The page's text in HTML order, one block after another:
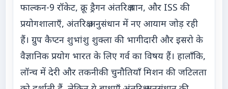
फाल्कन-9 रॉकेट, क्रू ड्रैगन अंतरिक्ष यान, और ISS की
प्रयोगशालाएँ, अंतरिक्ष अनुसंधान में नए आयाम जोड़ रही
हैं। ग्रुप कैप्टन शुभांशु शुक्ला की भागीदारी और इसरो के
वैज्ञानिक प्रयोग भारत के लिए गर्व का विषय हैं। हालाँकि,
लॉन्च में देरी और तकनीकी चुनौतियाँ मिशन की जटिलता